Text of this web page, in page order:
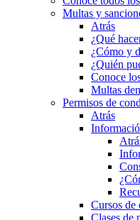
Multas y
Atrás
¿Qué
¿Cómo y
¿Quién
Conoce
Multas
Permisos de
Atrás
Cursos de